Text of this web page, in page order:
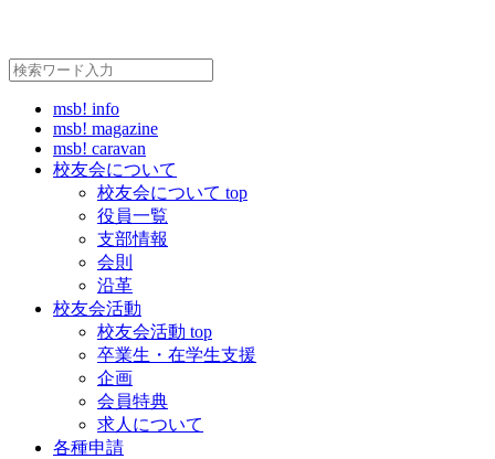
msb! info
msb! magazine
msb! caravan
校友会について
校友会について top
役員一覧
支部情報
会則
沿革
校友会活動
校友会活動 top
卒業生・在学生支援
企画
会員特典
求人について
各種申請